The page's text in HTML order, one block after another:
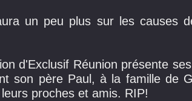
un peu plus sur les causes
d'Exclusif Réunion présente
son père Paul, à la famille de
proches et amis. RIP!